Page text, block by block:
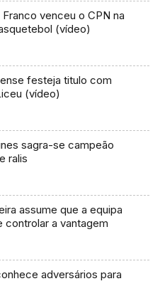
venceu o CPN na
(vídeo)
festeja titulo com
(vídeo)
sagra-se campeão
ralis
assume que a equipa
controlar a vantagem
adversários para